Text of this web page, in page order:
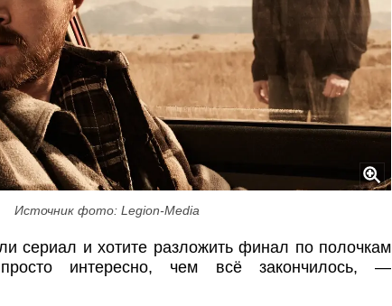
Источник фото: Legion-Media
сериал и хотите разложить финал по полочкам
интересно, чем всё закончилось, —